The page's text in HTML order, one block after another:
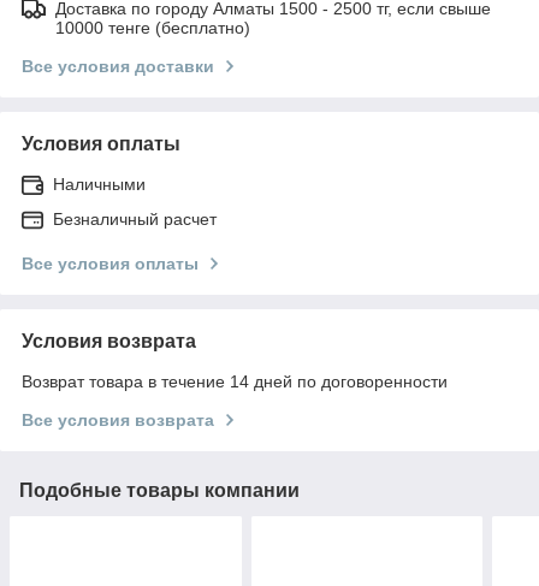
Доставка по городу Алматы 1500 - 2500 тг, если свыше
10000 тенге (бесплатно)
Все условия доставки
Условия оплаты
Наличными
Безналичный расчет
Все условия оплаты
Условия возврата
Возврат товара в течение 14 дней по договоренности
Все условия возврата
Подобные товары компании